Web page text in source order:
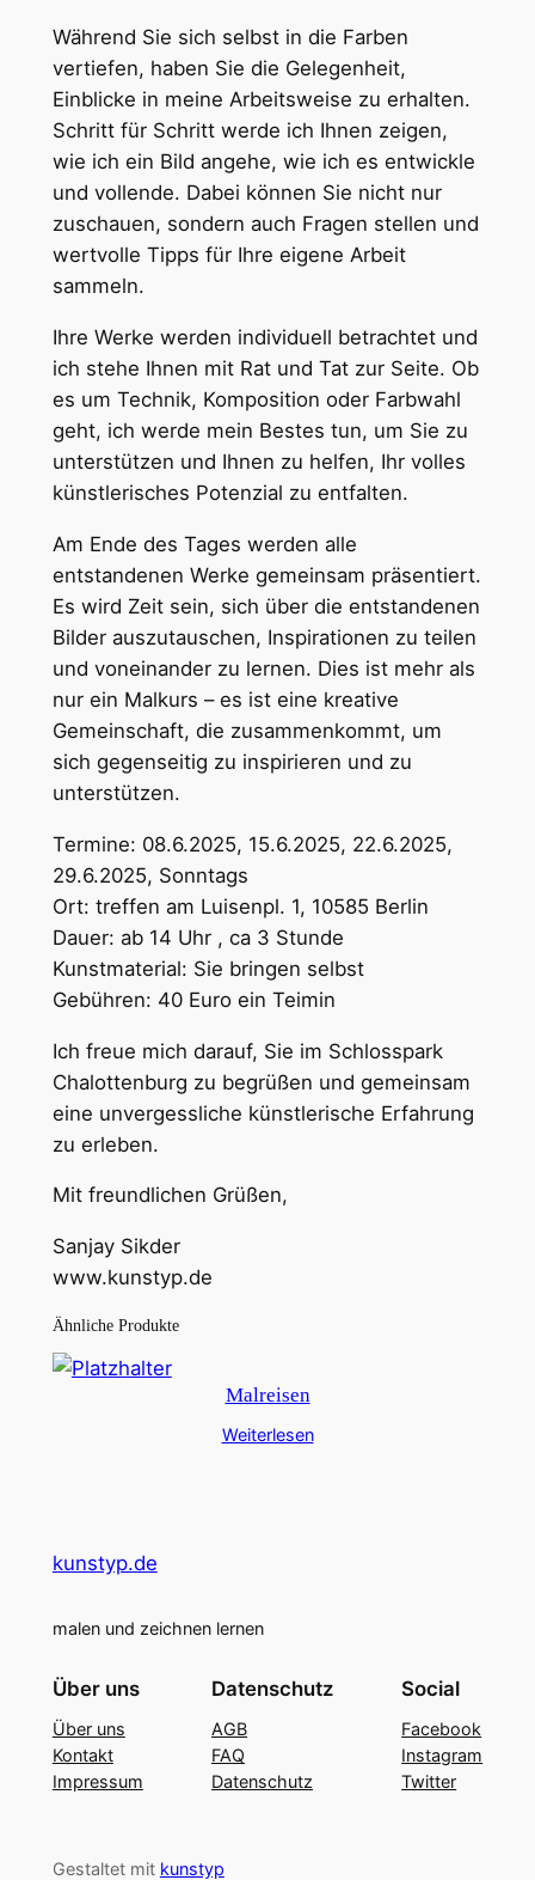
e
s
K
u
n
s
t
-
E
n
i
c
h
l
o
s
s
p
a
r
C
h
a
r
l
o
t
u
g
M
e
n
g
Während Sie sich selbst in die Farben
vertiefen, haben Sie die Gelegenheit,
Einblicke in meine Arbeitsweise zu erhalten.
Schritt für Schritt werde ich Ihnen zeigen,
wie ich ein Bild angehe, wie ich es entwickle
und vollende. Dabei können Sie nicht nur
zuschauen, sondern auch Fragen stellen und
wertvolle Tipps für Ihre eigene Arbeit
sammeln.
Ihre Werke werden individuell betrachtet und
ich stehe Ihnen mit Rat und Tat zur Seite. Ob
es um Technik, Komposition oder Farbwahl
geht, ich werde mein Bestes tun, um Sie zu
unterstützen und Ihnen zu helfen, Ihr volles
künstlerisches Potenzial zu entfalten.
Am Ende des Tages werden alle
entstandenen Werke gemeinsam präsentiert.
Es wird Zeit sein, sich über die entstandenen
Bilder auszutauschen, Inspirationen zu teilen
und voneinander zu lernen. Dies ist mehr als
nur ein Malkurs – es ist eine kreative
Gemeinschaft, die zusammenkommt, um
sich gegenseitig zu inspirieren und zu
unterstützen.
Termine: 08.6.2025, 15.6.2025, 22.6.2025,
29.6.2025, Sonntags
Ort: treffen am Luisenpl. 1, 10585 Berlin
Dauer: ab 14 Uhr , ca 3 Stunde
Kunstmaterial: Sie bringen selbst
Gebühren: 40 Euro ein Teimin
Ich freue mich darauf, Sie im Schlosspark
Chalottenburg zu begrüßen und gemeinsam
eine unvergessliche künstlerische Erfahrung
zu erleben.
Mit freundlichen Grüßen,
Sanjay Sikder
www.kunstyp.de
Ähnliche Produkte
Malreisen
Weiterlesen
kunstyp.de
malen und zeichnen lernen
Über uns
Über uns
Kontakt
Impressum
Datenschutz
AGB
FAQ
Datenschutz
Social
Facebook
Instagram
Twitter
Gestaltet mit kunstyp